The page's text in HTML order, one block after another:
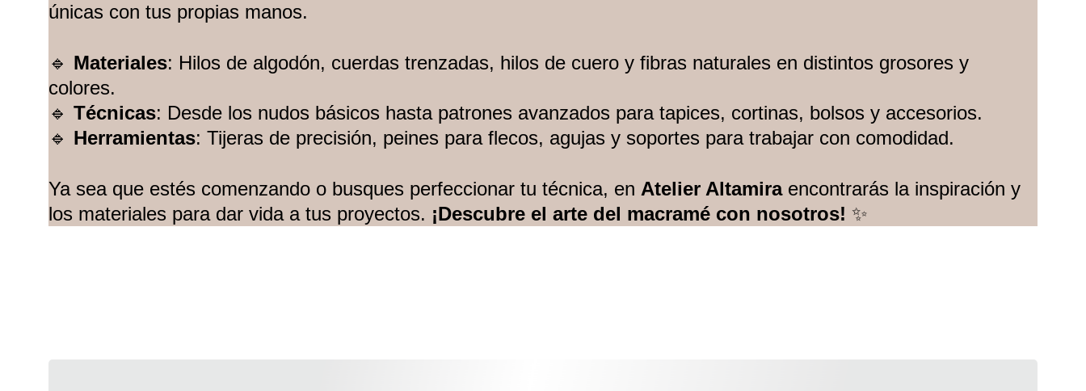
únicas con tus propias manos.
🔹 Materiales: Hilos de algodón, cuerdas trenzadas, hilos de cuero y fibras naturales en distintos grosores y
colores.
🔹 Técnicas: Desde los nudos básicos hasta patrones avanzados para tapices, cortinas, bolsos y accesorios.
🔹 Herramientas: Tijeras de precisión, peines para flecos, agujas y soportes para trabajar con comodidad.
Ya sea que estés comenzando o busques perfeccionar tu técnica, en Atelier Altamira encontrarás la inspiración y
los materiales para dar vida a tus proyectos. ¡Descubre el arte del macramé con nosotros! ✨